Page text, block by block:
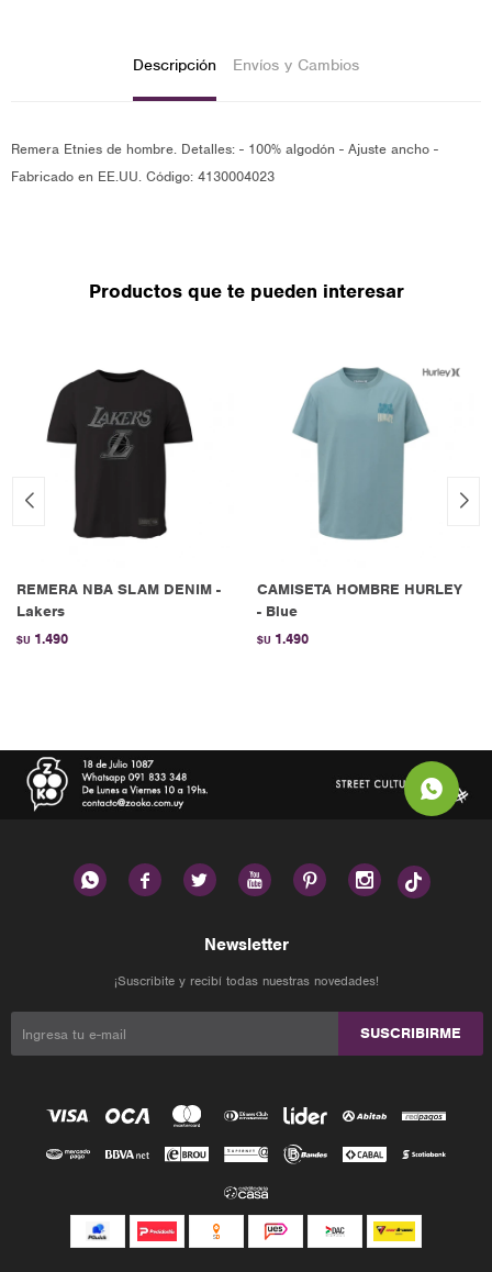
Descripción Envíos y Cambios
Remera Etnies de hombre. Detalles: - 100% algodón - Ajuste ancho -
Fabricado en EE.UU. Código: 4130004023
Productos que te pueden interesar
REMERA NBA SLAM DENIM -
Lakers
$U 1.490
CAMISETA HOMBRE HURLEY
- Blue
$U 1.490
     
Newsletter
¡Suscribite y recibí todas nuestras novedades!
SUSCRIBIRME